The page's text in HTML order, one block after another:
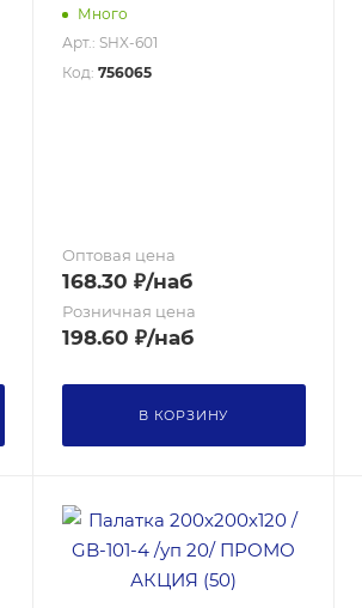
Много
Арт.: SHX-601
Код: 756065
Оптовая цена
168.30 ₽/наб
Розничная цена
198.60 ₽/наб
В КОРЗИНУ